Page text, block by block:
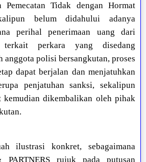
Pemecatan Tidak dengan Hormat
belum didahului adanya
perihal penerimaan uang dari
terkait perkara yang disedang
anggota polisi bersangkutan, proses
dapat berjalan dan menjatuhkan
penjatuhan sanksi, sekalipun
kemudian dikembalikan oleh pihak
ilustrasi konkret, sebagaimana
PARTNERS rujuk pada putusan